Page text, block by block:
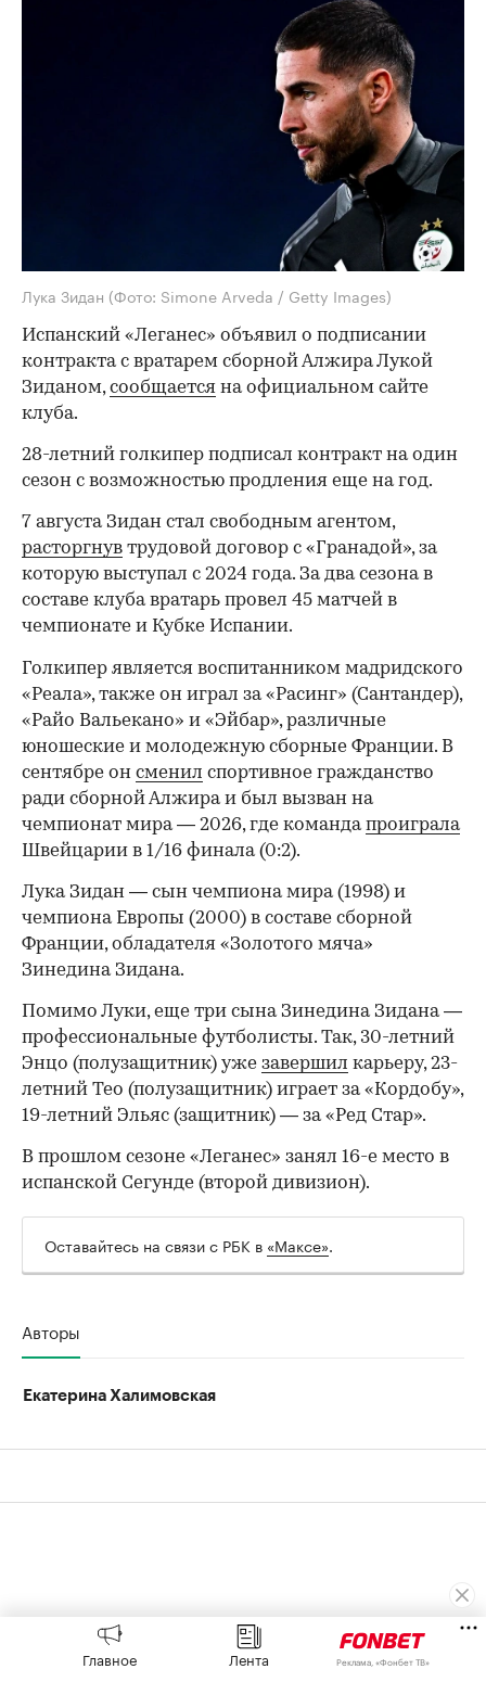
Лука Зидан (Фото: Simone Arveda / Getty Images)
Испанский «Леганес» объявил о подписании
контракта с вратарем сборной Алжира Лукой
Зиданом,сообщается на официальном сайте
клуба.
28-летний голкипер подписал контракт на один
сезон с возможностью продления еще на год.
7 августа Зидан стал свободным агентом,
расторгнув трудовой договор с «Гранадой», за
которую выступал с 2024 года. За два сезона в
составе клуба вратарь провел 45 матчей в
чемпионате и Кубке Испании.
Голкипер является воспитанником мадридского
«Реала», также он играл за «Расинг» (Сантандер),
«Райо Вальекано» и «Эйбар», различные
юношеские и молодежную сборные Франции. В
сентябре он сменил спортивное гражданство
ради сборной Алжира и был вызван на
чемпионат мира — 2026, где командапроиграла
Швейцарии в 1/16 финала (0:2).
Лука Зидан — сын чемпиона мира (1998) и
чемпиона Европы (2000) в составе сборной
Франции, обладателя «Золотого мяча»
Зинедина Зидана.
Помимо Луки, еще три сына Зинедина Зидана —
профессиональные футболисты. Так, 30-летний
Энцо (полузащитник) уже завершил карьеру, 23-
летний Тео (полузащитник) играет за «Кордобу»,
19-летний Эльяс (защитник) — за «Ред Стар».
В прошлом сезоне «Леганес» занял 16-е место в
испанской Сегунде (второй дивизион).
Оставайтесь на связи с РБК в «Максе».
Авторы
Екатерина Халимовская
Главное Лента Реклама, «Фонбет ТВ»